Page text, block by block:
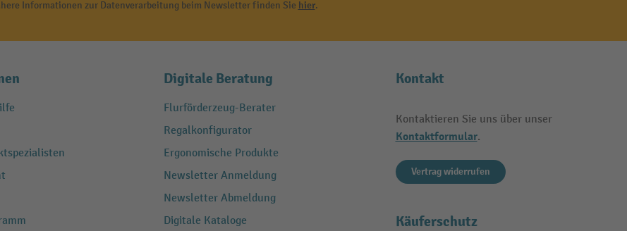
Informationen zur Datenverarbeitung beim Newsletter finden Sie hier.
Digitale Beratung
Flurförderzeug-Berater
Regalkonfigurator
Ergonomische Produkte
Newsletter Anmeldung
Newsletter Abmeldung
Digitale Kataloge
Kontakt
Kontaktieren Sie uns über unser
Kontaktformular.
Vertrag widerrufen
Käuferschutz